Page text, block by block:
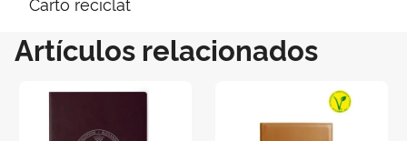
Artículos relacionados